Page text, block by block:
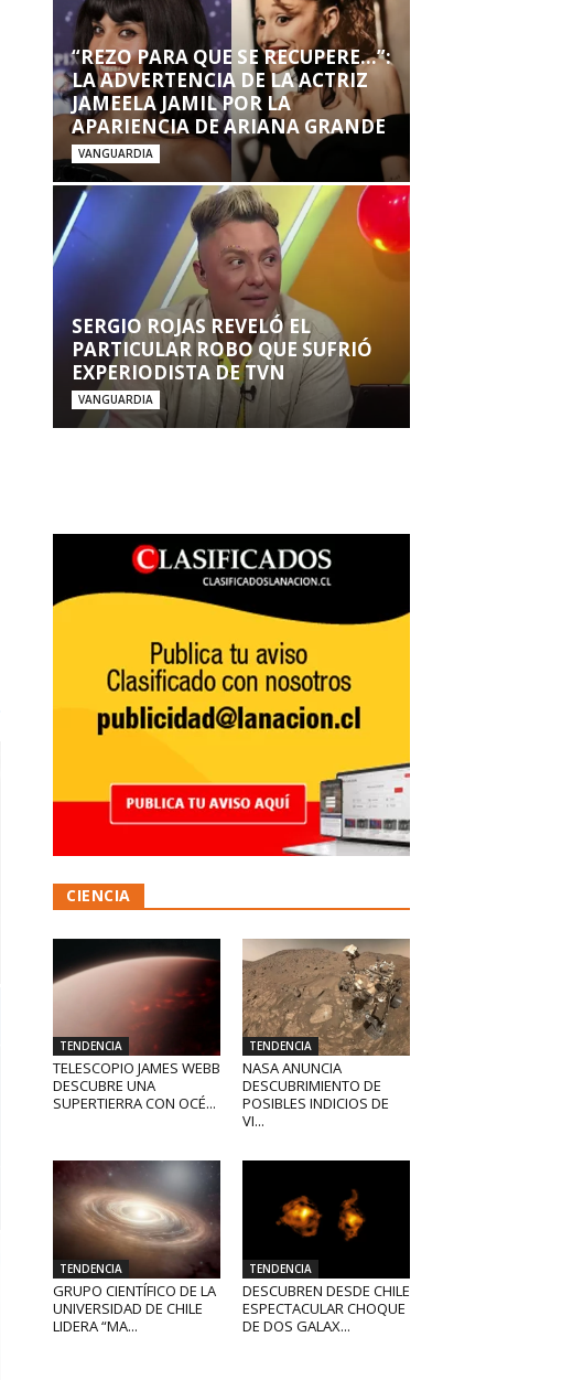
“REZO PARA QUE SE RECUPERE…”:
LA ADVERTENCIA DE LA ACTRIZ
JAMEELA JAMIL POR LA
APARIENCIA DE ARIANA GRANDE
VANGUARDIA
SERGIO ROJAS REVELÓ EL
PARTICULAR ROBO QUE SUFRIÓ
EXPERIODISTA DE TVN
VANGUARDIA
CIENCIA
TENDENCIA
TELESCOPIO JAMES WEBB
DESCUBRE UNA
SUPERTIERRA CON OCÉ...
TENDENCIA
NASA ANUNCIA
DESCUBRIMIENTO DE
POSIBLES INDICIOS DE
VI...
TENDENCIA
GRUPO CIENTÍFICO DE LA
UNIVERSIDAD DE CHILE
LIDERA “MA...
TENDENCIA
DESCUBREN DESDE CHILE
ESPECTACULAR CHOQUE
DE DOS GALAX...